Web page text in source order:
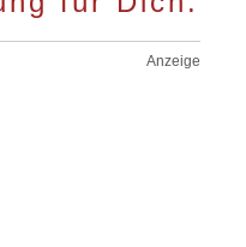
Anzeige